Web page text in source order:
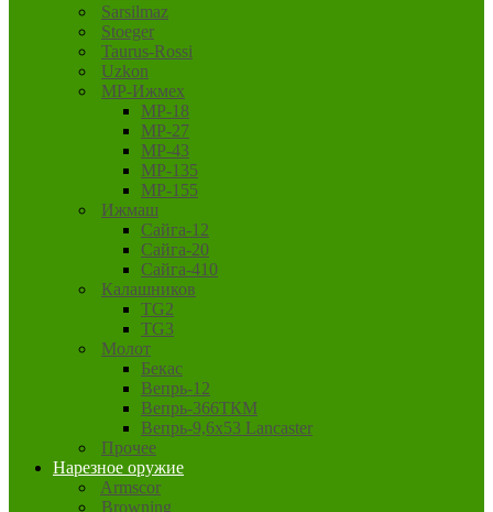
Sarsilmaz
Stoeger
Taurus-Rossi
Uzkon
MP-Ижмех
MP-18
MP-27
MP-43
MP-135
MP-155
Ижмаш
Сайга-12
Сайга-20
Сайга-410
Калашников
TG2
TG3
Молот
Бекас
Вепрь-12
Вепрь-366ТКМ
Вепрь-9,6х53 Lancaster
Прочее
Нарезное оружие
Armscor
Browning